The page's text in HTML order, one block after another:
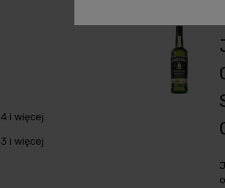
4 i więcej
3 i więcej